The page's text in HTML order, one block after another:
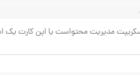
مدیریت محتواست یا اپن کارت یک